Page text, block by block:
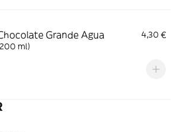
Grande Agua
4,30 €
ml)